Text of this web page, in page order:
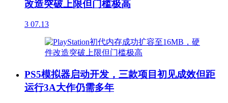
改造突破上限但门槛极高
3 07.13
PS5模拟器启动开发，三款项目初见成效但距
运行3A大作仍需多年